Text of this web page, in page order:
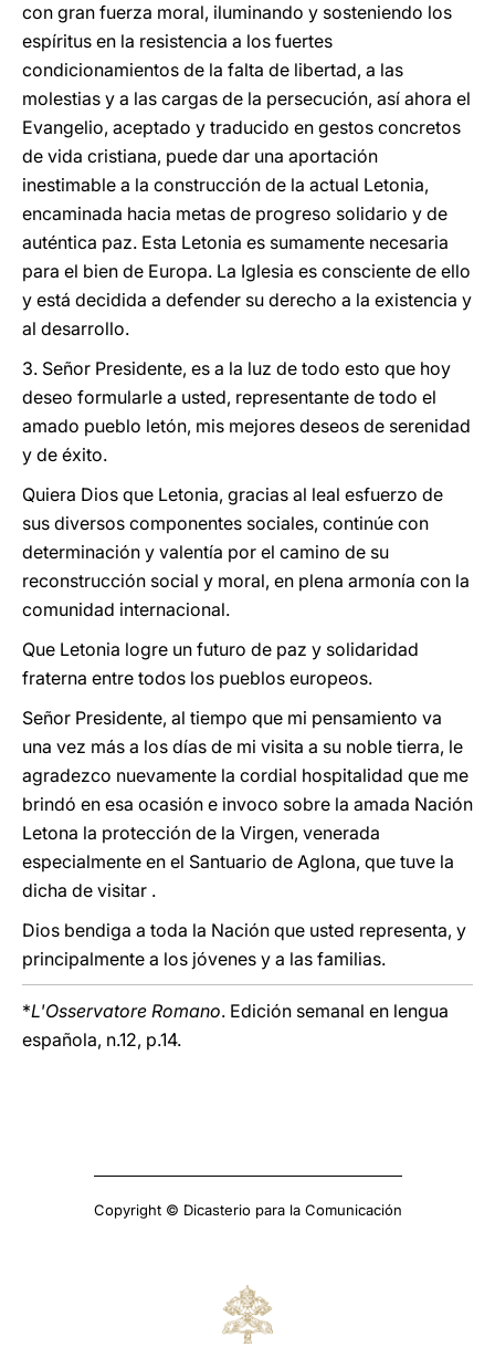
con gran fuerza moral, iluminando y sosteniendo los
espíritus en la resistencia a los fuertes
condicionamientos de la falta de libertad, a las
molestias y a las cargas de la persecución, así ahora el
Evangelio, aceptado y traducido en gestos concretos
de vida cristiana, puede dar una aportación
inestimable a la construcción de la actual Letonia,
encaminada hacia metas de progreso solidario y de
auténtica paz. Esta Letonia es sumamente necesaria
para el bien de Europa. La Iglesia es consciente de ello
y está decidida a defender su derecho a la existencia y
al desarrollo.
3. Señor Presidente, es a la luz de todo esto que hoy
deseo formularle a usted, representante de todo el
amado pueblo letón, mis mejores deseos de serenidad
y de éxito.
Quiera Dios que Letonia, gracias al leal esfuerzo de
sus diversos componentes sociales, continúe con
determinación y valentía por el camino de su
reconstrucción social y moral, en plena armonía con la
comunidad internacional.
Que Letonia logre un futuro de paz y solidaridad
fraterna entre todos los pueblos europeos.
Señor Presidente, al tiempo que mi pensamiento va
una vez más a los días de mi visita a su noble tierra, le
agradezco nuevamente la cordial hospitalidad que me
brindó en esa ocasión e invoco sobre la amada Nación
Letona la protección de la Virgen, venerada
especialmente en el Santuario de Aglona, que tuve la
dicha de visitar .
Dios bendiga a toda la Nación que usted representa, y
principalmente a los jóvenes y a las familias.
*L'Osservatore Romano. Edición semanal en lengua
española, n.12, p.14.
Copyright © Dicasterio para la Comunicación